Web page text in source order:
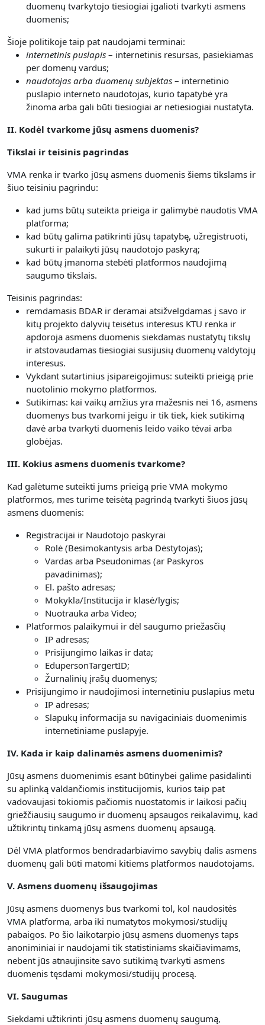
duomenų tvarkytojo tiesiogiai įgalioti tvarkyti asmens
duomenis;
Šioje politikoje taip pat naudojami terminai:
internetinis puslapis – internetinis resursas, pasiekiamas
per domenų vardus;
naudotojas arba duomenų subjektas – internetinio
puslapio interneto naudotojas, kurio tapatybė yra
žinoma arba gali būti tiesiogiai ar netiesiogiai nustatyta.
II. Kodėl tvarkome jūsų asmens duomenis?
Tikslai ir teisinis pagrindas
VMA renka ir tvarko jūsų asmens duomenis šiems tikslams ir
šiuo teisiniu pagrindu:
kad jums būtų suteikta prieiga ir galimybė naudotis VMA
platforma;
kad būtų galima patikrinti jūsų tapatybę, užregistruoti,
sukurti ir palaikyti jūsų naudotojo paskyrą;
kad būtų įmanoma stebėti platformos naudojimą
saugumo tikslais.
Teisinis pagrindas:
remdamasis BDAR ir deramai atsižvelgdamas į savo ir
kitų projekto dalyvių teisėtus interesus KTU renka ir
apdoroja asmens duomenis siekdamas nustatytų tikslų
ir atstovaudamas tiesiogiai susijusių duomenų valdytojų
interesus.
Vykdant sutartinius įsipareigojimus: suteikti prieigą prie
nuotolinio mokymo platformos.
Sutikimas: kai vaikų amžius yra mažesnis nei 16, asmens
duomenys bus tvarkomi jeigu ir tik tiek, kiek sutikimą
davė arba tvarkyti duomenis leido vaiko tėvai arba
globėjas.
III. Kokius asmens duomenis tvarkome?
Kad galėtume suteikti jums prieigą prie VMA mokymo
platformos, mes turime teisėtą pagrindą tvarkyti šiuos jūsų
asmens duomenis:
Registracijai ir Naudotojo paskyrai
Rolė (Besimokantysis arba Dėstytojas);
Vardas arba Pseudonimas (ar Paskyros
pavadinimas);
El. pašto adresas;
Mokykla/Institucija ir klasė/lygis;
Nuotrauka arba Video;
Platformos palaikymui ir dėl saugumo priežasčių
IP adresas;
Prisijungimo laikas ir data;
EdupersonTargertID;
Žurnalinių įrašų duomenys;
Prisijungimo ir naudojimosi internetiniu puslapius metu
IP adresas;
Slapukų informacija su navigaciniais duomenimis
internetiniame puslapyje.
IV. Kada ir kaip dalinamės asmens duomenimis?
Jūsų asmens duomenimis esant būtinybei galime pasidalinti
su aplinką valdančiomis institucijomis, kurios taip pat
vadovaujasi tokiomis pačiomis nuostatomis ir laikosi pačių
griežčiausių saugumo ir duomenų apsaugos reikalavimų, kad
užtikrintų tinkamą jūsų asmens duomenų apsaugą.
Dėl VMA platformos bendradarbiavimo savybių dalis asmens
duomenų gali būti matomi kitiems platformos naudotojams.
V. Asmens duomenų išsaugojimas
Jūsų asmens duomenys bus tvarkomi tol, kol naudositės
VMA platforma, arba iki numatytos mokymosi/studijų
pabaigos. Po šio laikotarpio jūsų asmens duomenys taps
anoniminiai ir naudojami tik statistiniams skaičiavimams,
nebent jūs atnaujinsite savo sutikimą tvarkyti asmens
duomenis tęsdami mokymosi/studijų procesą.
VI. Saugumas
Siekdami užtikrinti jūsų asmens duomenų saugumą,